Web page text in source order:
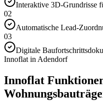
Interaktive 3D-Grundrisse
02
Automatische Lead-
03
Digitale
Innoflat in Adendorf
Innoflat